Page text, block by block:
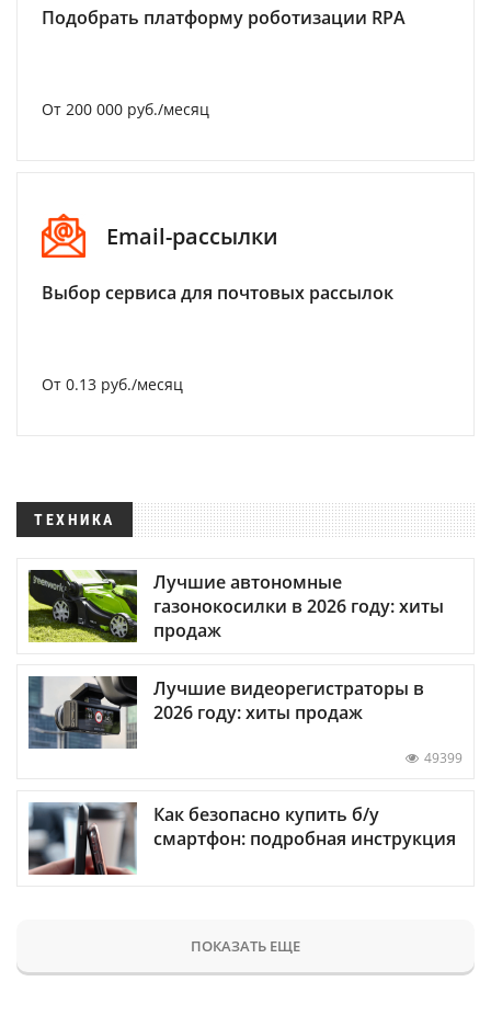
Подобрать платформу роботизации RPA
От 200 000 руб./месяц
Email-рассылки
Выбор сервиса для почтовых рассылок
От 0.13 руб./месяц
ТЕХНИКА
Лучшие автономные
газонокосилки в 2026 году: хиты
продаж
Лучшие видеорегистраторы в
2026 году: хиты продаж
49399
Как безопасно купить б/у
смартфон: подробная инструкция
ПОКАЗАТЬ ЕЩЕ